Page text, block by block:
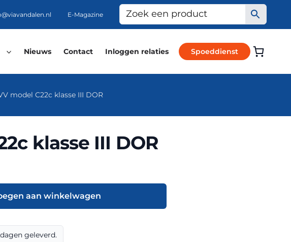
E-Magazine
Nieuws Contact Inloggen relaties Spoeddienst
model C22c klasse III DOR
klasse III DOR
aan winkelwagen
geleverd.